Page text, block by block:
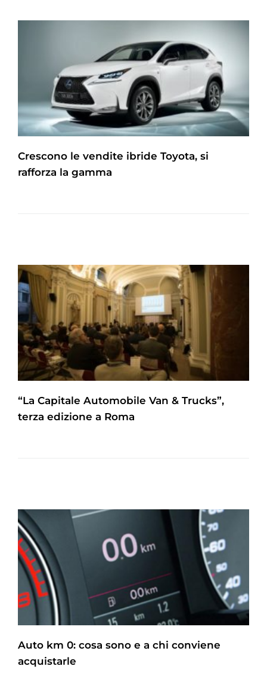
Crescono le vendite ibride Toyota, si
rafforza la gamma
“La Capitale Automobile Van & Trucks”,
terza edizione a Roma
Auto km 0: cosa sono e a chi conviene
acquistarle